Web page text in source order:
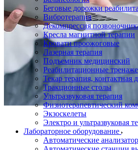
Беговые дорожки
Вибротерапия
Декомпрессия
Кресла магнитной терапии
Кровати проожоговые
Лазерная терапия
Подъемник медицинский
Реабилитационные
Текар терапия, контактная
Тракционные столы
Ультразвуковая терапия
Физиотерапевтический
Экзоскелеты
Электро и ультразвуковая
Лабораторное оборудование
Автоматические